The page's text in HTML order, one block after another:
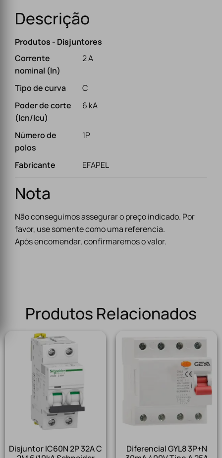
Descrição
Produtos - Disjuntores
Corrente
nominal (In)
2 A
Tipo de curva
C
Poder de corte
(Icn/Icu)
6 kA
Número de
polos
1P
Fabricante EFAPEL
Nota
Não conseguimos assegurar o preço indicado. Por
favor, use somente como uma referencia.
Após encomendar, confirmaremos o valor.
Produtos Relacionados
Disjuntor IC60N 2P 32A C
Diferencial GYL8 3P+N